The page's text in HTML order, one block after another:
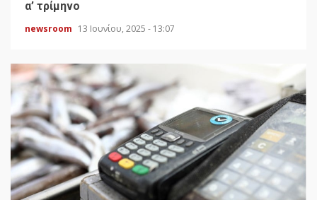
α’ τρίμηνο
newsroom 13 Ιουνίου, 2025 - 13:07